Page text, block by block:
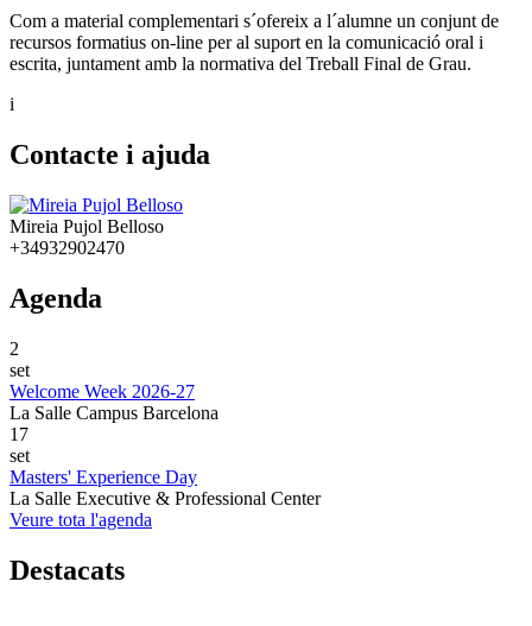
Com a material complementari s´ofereix a l´alumne un conjunt de
recursos formatius on-line per al suport en la comunicació oral i
escrita, juntament amb la normativa del Treball Final de Grau.
i
Contacte i ajuda
Mireia Pujol Belloso
+34932902470
Agenda
2
set
Welcome Week 2026-27
La Salle Campus Barcelona
17
set
Masters' Experience Day
La Salle Executive & Professional Center
Veure tota l'agenda
Destacats